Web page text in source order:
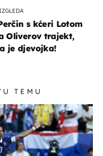
s kćeri Lotom
Oliverov trajekt,
je djevojka!
TEMU